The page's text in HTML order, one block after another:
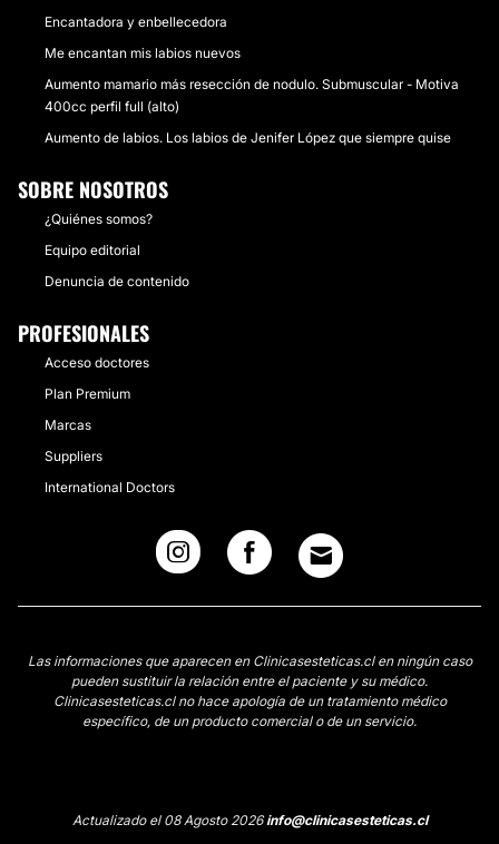
Encantadora y enbellecedora
Me encantan mis labios nuevos
Aumento mamario más resección de nodulo. Submuscular - Motiva
400cc perfil full (alto)
Aumento de labios. Los labios de Jenifer López que siempre quise
SOBRE NOSOTROS
¿Quiénes somos?
Equipo editorial
Denuncia de contenido
PROFESIONALES
Acceso doctores
Plan Premium
Marcas
Suppliers
International Doctors
Las informaciones que aparecen en Clinicasesteticas.cl en ningún caso
pueden sustituir la relación entre el paciente y su médico.
Clinicasesteticas.cl no hace apología de un tratamiento médico
específico, de un producto comercial o de un servicio.
Actualizado el 08 Agosto 2026info@clinicasesteticas.cl